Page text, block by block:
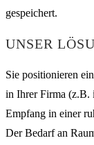
gespeichert.
UNSER
Sie positionieren
in Ihrer Firma (z.B.
Empfang in einer
Der Bedarf an